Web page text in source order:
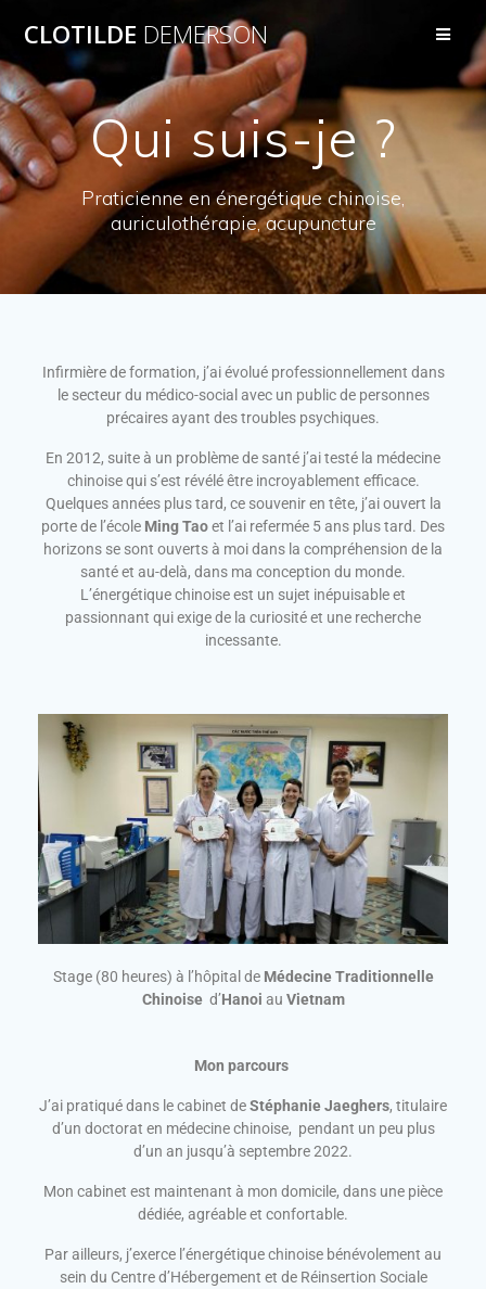
CLOTILDE DEMERSON
Qui suis-je ?
Praticienne en énergétique chinoise,
auriculothérapie, acupuncture
Infirmière de formation, j’ai évolué professionnellement dans
le secteur du médico-social avec un public de personnes
précaires ayant des troubles psychiques.
En 2012, suite à un problème de santé j’ai testé la médecine
chinoise qui s’est révélé être incroyablement efficace.
Quelques années plus tard, ce souvenir en tête, j’ai ouvert la
porte de l’école Ming Taoet l’ai refermée 5 ans plus tard. Des
horizons se sont ouverts à moi dans la compréhension de la
santé et au-delà, dans ma conception du monde.
L’énergétique chinoise est un sujet inépuisable et
passionnant qui exige de la curiosité et une recherche
incessante.
Stage (80 heures) à l’hôpital de Médecine Traditionnelle
Chinoised’Hanoi au Vietnam
Mon parcours
J’ai pratiqué dans le cabinet deStéphanie Jaeghers, titulaire
d’un doctorat en médecine chinoise, pendant un peu plus
d’un an jusqu’à septembre 2022.
Mon cabinet est maintenant à mon domicile, dans une pièce
dédiée, agréable et confortable.
Par ailleurs, j’exerce l’énergétique chinoise bénévolement au
sein du Centre d’Hébergement et de Réinsertion Sociale